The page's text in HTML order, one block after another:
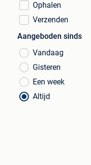
Ophalen
Verzenden
Aangeboden sinds
Vandaag
Gisteren
Een week
Altijd